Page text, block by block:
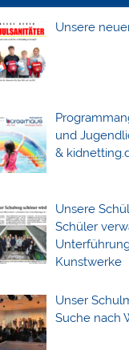
Unsere
und
&
Unsere
Schüler
Kunstwerke
Unser
Suche nach